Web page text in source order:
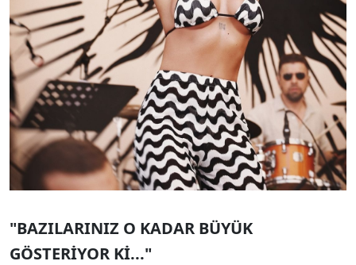
"BAZILARINIZ O KADAR BÜYÜK
GÖSTERİYOR Kİ..."